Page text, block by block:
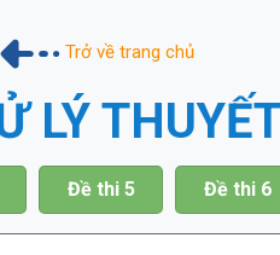
Trở về trang chủ
LÝ
Đề thi 5 Đề thi 6